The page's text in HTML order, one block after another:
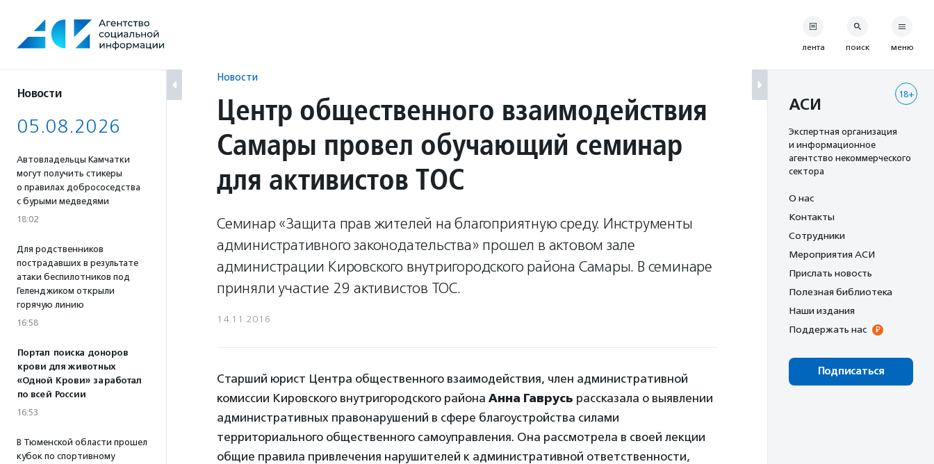
содержанию
Новости
05.08.2026
Автовладельцы Камчатки
могут получить стикеры
о правилах добрососедства
с бурыми медведями
18:02
Для родственников
пострадавших в результате
атаки беспилотников под
Геленджиком открыли
горячую линию
16:58
Портал поиска доноров
крови для животных
«Одной Крови» заработал
по всей России
16:53
В Тюменской области прошел
кубок по спортивному
Новости
Центр общественного взаимодействия
Самары провел обучающий семинар
для активистов ТОС
Семинар «Защита прав жителей на благоприятную среду. Инструменты
административного законодательства» прошел в актовом зале
администрации Кировского внутригородского района Самары. В семинаре
приняли участие 29 активистов ТОС.
14.11.2016
Старший юрист Центра общественного взаимодействия, член административной
комиссии Кировского внутригородского района Анна Гаврусь рассказала о выявлении
административных правонарушений в сфере благоустройства силами
территориального общественного самоуправления. Она рассмотрела в своей лекции
общие правила привлечения нарушителей к административной ответственности,
лента поиск меню
18+
АСИ
Экспертная организация
и информационное
агентство некоммерческого
сектора
О нас
Контакты
Сотрудники
Мероприятия АСИ
Прислать новость
Полезная библиотека
Наши издания
Поддержать нас
Подписаться